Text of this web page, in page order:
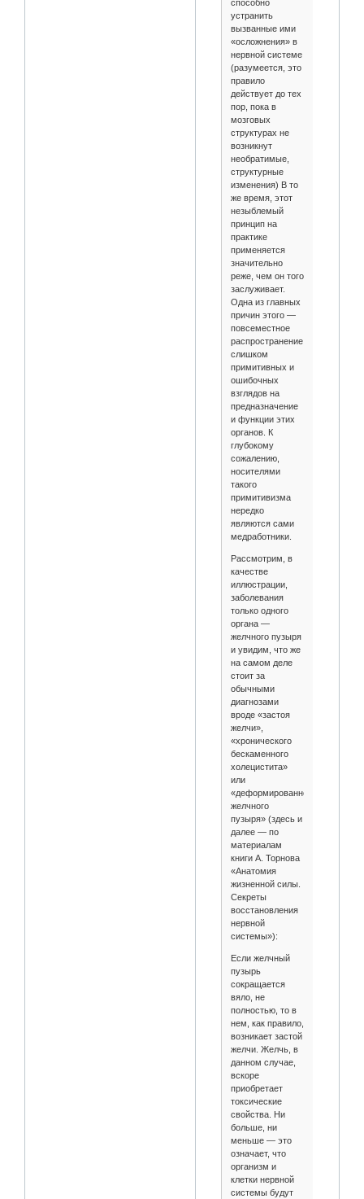
способно
устранить
вызванные ими
«осложнения» в
нервной системе
(разумеется, это
правило
действует до тех
пор, пока в
мозговых
структурах не
возникнут
необратимые,
структурные
изменения) В то
же время, этот
незыблемый
принцип на
практике
применяется
значительно
реже, чем он того
заслуживает.
Одна из главных
причин этого —
повсеместное
распространение
слишком
примитивных и
ошибочных
взглядов на
предназначение
и функции этих
органов. К
глубокому
сожалению,
носителями
такого
примитивизма
нередко
являются сами
медработники.
Рассмотрим, в
качестве
иллюстрации,
заболевания
только одного
органа —
желчного пузыря
и увидим, что же
на самом деле
стоит за
обычными
диагнозами
вроде «застоя
желчи»,
«хронического
бескаменного
холецистита»
или
«деформированного
желчного
пузыря» (здесь и
далее — по
материалам
книги А. Торнова
«Анатомия
жизненной силы.
Секреты
восстановления
нервной
системы»):
Если желчный
пузырь
сокращается
вяло, не
полностью, то в
нем, как правило,
возникает застой
желчи. Желчь, в
данном случае,
вскоре
приобретает
токсические
свойства. Ни
больше, ни
меньше — это
означает, что
организм и
клетки нервной
системы будут